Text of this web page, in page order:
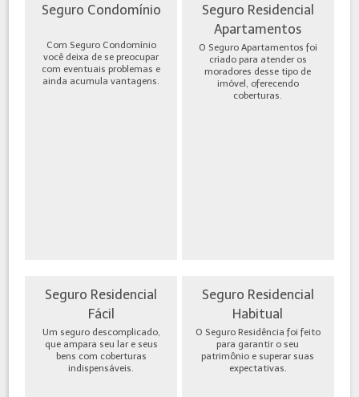
Seguro Condomínio
Com Seguro Condomínio
você deixa de se preocupar
com eventuais problemas e
ainda acumula vantagens.
Seguro Residencial
Apartamentos
O Seguro Apartamentos foi
criado para atender os
moradores desse tipo de
imóvel, oferecendo
coberturas.
Seguro Residencial
Fácil
Um seguro descomplicado,
que ampara seu lar e seus
bens com coberturas
indispensáveis.
Seguro Residencial
Habitual
O Seguro Residência foi feito
para garantir o seu
patrimônio e superar suas
expectativas.